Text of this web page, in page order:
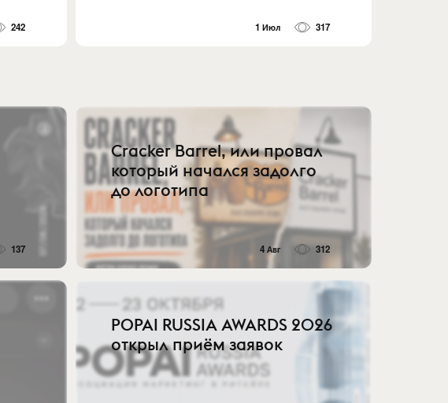
242 1 Июл 317
137
Cracker Barrel, или провал
который начался задолго
до логотипа
4 Авг 312
POPAI RUSSIA AWARDS 2026
открыл приём заявок